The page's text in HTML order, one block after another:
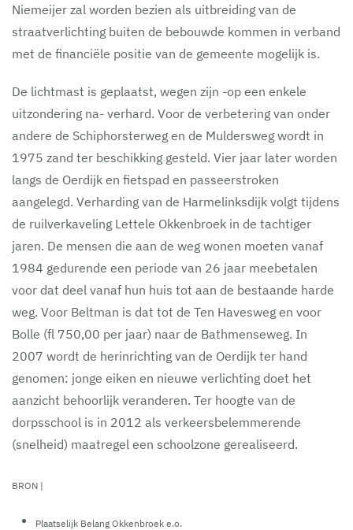
Niemeijer zal worden bezien als uitbreiding van de
straatverlichting buiten de bebouwde kommen in verband
met de financiële positie van de gemeente mogelijk is.
De lichtmast is geplaatst, wegen zijn -op een enkele
uitzondering na- verhard. Voor de verbetering van onder
andere de Schiphorsterweg en de Muldersweg wordt in
1975 zand ter beschikking gesteld. Vier jaar later worden
langs de Oerdijk en fietspad en passeerstroken
aangelegd. Verharding van de Harmelinksdijk volgt tijdens
de ruilverkaveling Lettele Okkenbroek in de tachtiger
jaren. De mensen die aan de weg wonen moeten vanaf
1984 gedurende een periode van 26 jaar meebetalen
voor dat deel vanaf hun huis tot aan de bestaande harde
weg. Voor Beltman is dat tot de Ten Havesweg en voor
Bolle (fl 750,00 per jaar) naar de Bathmenseweg. In
2007 wordt de herinrichting van de Oerdijk ter hand
genomen: jonge eiken en nieuwe verlichting doet het
aanzicht behoorlijk veranderen. Ter hoogte van de
dorpsschool is in 2012 als verkeersbelemmerende
(snelheid) maatregel een schoolzone gerealiseerd.
BRON |
Plaatselijk Belang Okkenbroek e.o.